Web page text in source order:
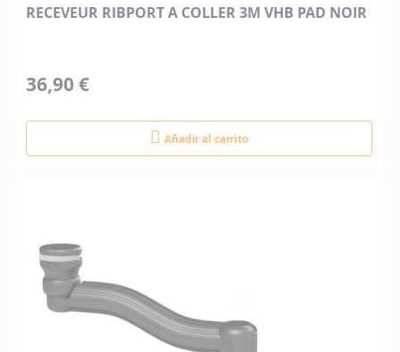
RECEVEUR RIBPORT A COLLER 3M VHB PAD NOIR
36,90 €
Añadir al carrito